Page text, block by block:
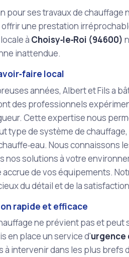
pour ses travaux de chauffage
une prestation
à Choisy‑le‑Roi (94600)
inattendue.
local
années, Albert et Fils a
des professionnels
Cette expertise nous
type de système de
Nous connaissons
nos solutions à votre
de vos équipements.
du détail et de la
rapide et efficace
ne prévient pas et
en place un service d'urgence
à intervenir dans les plus